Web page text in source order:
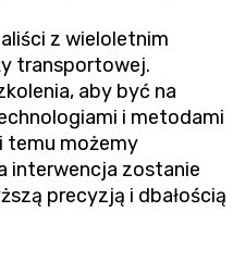
z wieloletnim
transportowej.
aby być na
i metodami
temu możemy
interwencja zostanie
precyzją i dbałością